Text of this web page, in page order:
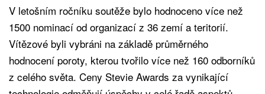
V letošním ročníku soutěže bylo hodnoceno více než
1500 nominací od organizací z 36 zemí a teritorií.
Vítězové byli vybráni na základě průměrného
hodnocení poroty, kterou tvořilo více než 160 odborníků
z celého světa. Ceny Stevie Awards za vynikající